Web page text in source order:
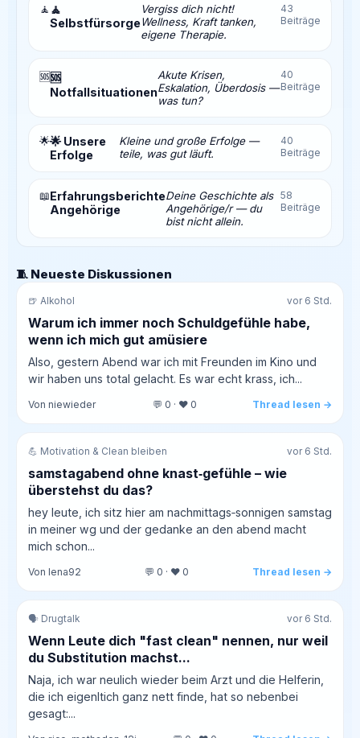
🧘 🧘
Selbstfürsorge
Vergiss dich nicht!
Wellness, Kraft tanken,
eigene Therapie.
43
Beiträge
🆘🆘
Notfallsituationen
Akute Krisen,
Eskalation, Überdosis —
was tun?
40
Beiträge
🌟🌟 Unsere
Erfolge
Kleine und große Erfolge —
teile, was gut läuft.
40
Beiträge
📖Erfahrungsberichte
Angehörige
Deine Geschichte als
Angehörige/r — du
bist nicht allein.
58
Beiträge
🧵 Neueste Diskussionen
🍺 Alkohol vor 6 Std.
Warum ich immer noch Schuldgefühle habe,
wenn ich mich gut amüsiere
Also, gestern Abend war ich mit Freunden im Kino und
wir haben uns total gelacht. Es war echt krass, ich...
Von niewieder 💬 0 · ❤️ 0 Thread lesen →
💪 Motivation & Clean bleiben vor 6 Std.
samstagabend ohne knast‑gefühle – wie
überstehst du das?
hey leute, ich sitz hier am nachmittags‑sonnigen samstag
in meiner wg und der gedanke an den abend macht
mich schon...
Von lena92 💬 0 · ❤️ 0 Thread lesen →
🗣️ Drugtalk vor 6 Std.
Wenn Leute dich "fast clean" nennen, nur weil
du Substitution machst...
Naja, ich war neulich wieder beim Arzt und die Helferin,
die ich eigenltich ganz nett finde, hat so nebenbei
gesagt:...